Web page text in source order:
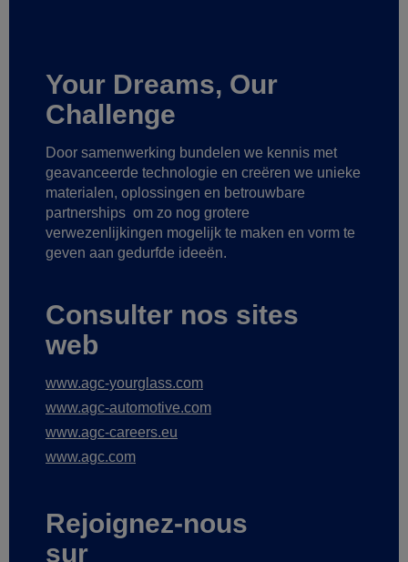
Your Dreams, Our
Challenge
Door samenwerking bundelen we kennis met
geavanceerde technologie en creëren we unieke
materialen, oplossingen en betrouwbare
partnerships om zo nog grotere
verwezenlijkingen mogelijk te maken en vorm te
geven aan gedurfde ideeën.
Consulter nos sites
web
www.agc-yourglass.com
www.agc-automotive.com
www.agc-careers.eu
www.agc.com
Rejoignez-nous
sur